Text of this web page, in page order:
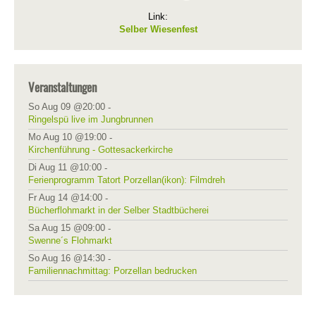
Link:
Selber Wiesenfest
Veranstaltungen
So Aug 09 @20:00 -
Ringelspü live im Jungbrunnen
Mo Aug 10 @19:00 -
Kirchenführung - Gottesackerkirche
Di Aug 11 @10:00 -
Ferienprogramm Tatort Porzellan(ikon): Filmdreh
Fr Aug 14 @14:00 -
Bücherflohmarkt in der Selber Stadtbücherei
Sa Aug 15 @09:00 -
Swenne´s Flohmarkt
So Aug 16 @14:30 -
Familiennachmittag: Porzellan bedrucken